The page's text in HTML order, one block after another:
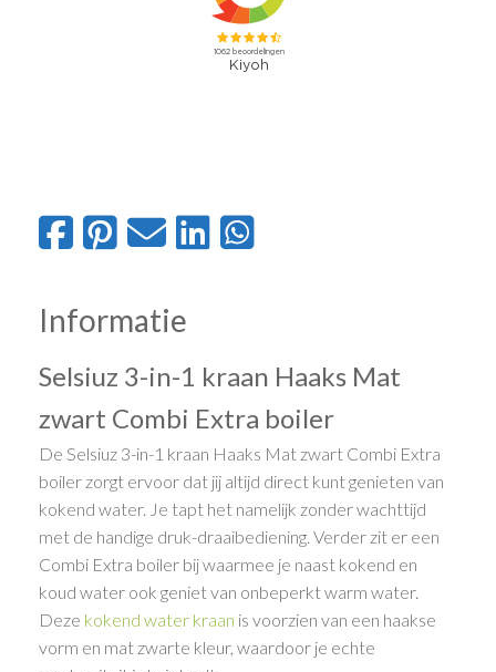
Informatie
Selsiuz 3-in-1 kraan Haaks Mat
zwart Combi Extra boiler
De Selsiuz 3-in-1 kraan Haaks Mat zwart Combi Extra
boiler zorgt ervoor dat jij altijd direct kunt genieten van
kokend water. Je tapt het namelijk zonder wachttijd
met de handige druk-draaibediening. Verder zit er een
Combi Extra boiler bij waarmee je naast kokend en
koud water ook geniet van onbeperkt warm water.
Deze kokend water kraan is voorzien van een haakse
vorm en mat zwarte kleur, waardoor je echte